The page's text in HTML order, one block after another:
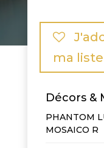
ma liste
Décors &
PHANTOM
MOSAICO R